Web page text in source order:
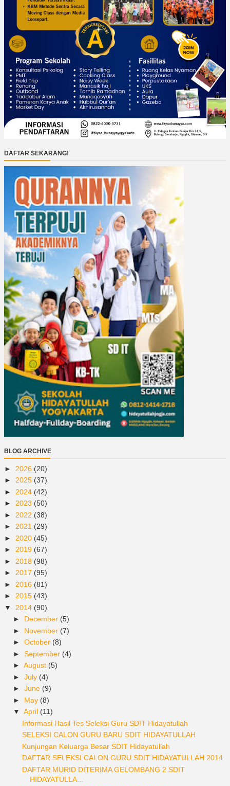
DAFTAR SEKARANG!
BLOG ARCHIVE
► 2026 (20)
► 2025 (37)
► 2024 (42)
► 2023 (50)
► 2022 (38)
► 2021 (29)
► 2020 (45)
► 2019 (67)
► 2018 (98)
► 2017 (95)
► 2016 (81)
► 2015 (43)
▼ 2014 (90)
► December (5)
► November (7)
► October (8)
► September (4)
► August (5)
► July (4)
► June (9)
► May (8)
▼ April (11)
Informasi Hasil Tes Seleksi Guru SDIT Hidayatullah
SELEKSI CALON GURU BARU SDIT HIDAYATULLAH
Kunjungan Keluarga Besar SDIT Hidayatullah
DAFTAR SELEKSI CALON GURU SDIT HIDAYATULLAH 2014
DAFTAR MURID DITERIMA GELOMBANG 2 SDIT
HIDAYATULLA...